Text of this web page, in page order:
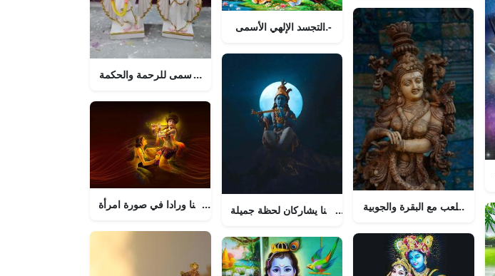
كريشنا - الرب الأسمى للرحمة والحكمة
كريشنا ورادا في صورة امرأة
اللورد كريشنا - التجسد الإلهي الأسمى.
رادا وكريشنا يشاركان لحظة جميلة